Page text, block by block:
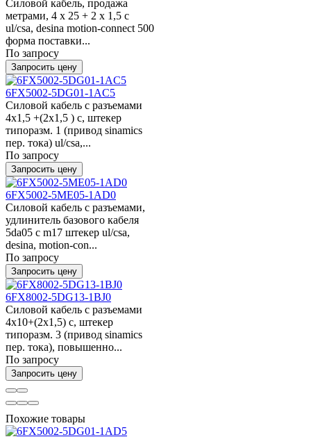
Силовой кабель, продажа
метрами, 4 x 25 + 2 x 1,5 c
ul/csa, desina motion-connect 500
форма поставки...
По запросу
Запросить цену
6FX5002-5DG01-1AC5
Силовой кабель с разъемами
4x1,5 +(2x1,5 ) c, штекер
типоразм. 1 (привод sinamics
пер. тока) ul/csa,...
По запросу
Запросить цену
6FX5002-5ME05-1AD0
Силовой кабель с разъемами,
удлинитель базового кабеля
5da05 с m17 штекер ul/csa,
desina, motion-con...
По запросу
Запросить цену
6FX8002-5DG13-1BJ0
Силовой кабель с разъемами
4x10+(2x1,5) c, штекер
типоразм. 3 (привод sinamics
пер. тока), повышенно...
По запросу
Запросить цену
Похожие товары